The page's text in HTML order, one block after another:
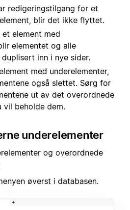
redigeringstilgang for et
blir det ikke flyttet.
element med
elementet og alle
inn i nye sider.
med underelementer,
også slettet. Sørg for
ut av det overordnede
vil beholde dem.
underelementer
og overordnede
øverst i databasen.